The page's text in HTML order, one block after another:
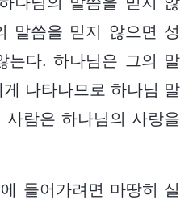
말씀을 믿지 않으면 성
는다. 하나님은 그의 말
나타나므로 하나님 말
람은 하나님의 사랑을
들어가려면 마땅히 실